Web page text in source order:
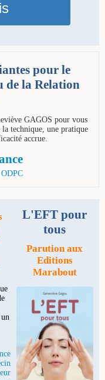
pour le
de la Relation
GAGOS pour vous
technique, une pratique
accrue.
L'EFT pour
tous
Parution aux
Editions
Marabout